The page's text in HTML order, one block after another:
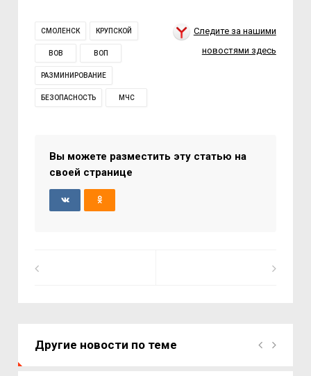
СМОЛЕНСК КРУПСКОЙ
ВОВ ВОП
РАЗМИНИРОВАНИЕ
БЕЗОПАСНОСТЬ МЧС
Следите за нашими
новостями здесь
Вы можете разместить эту статью на
своей странице
Другие новости по теме